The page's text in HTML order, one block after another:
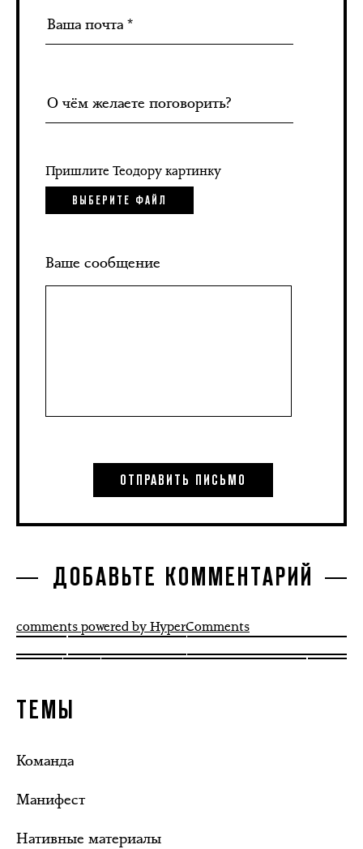
Пришлите Теодору картинку
ВЫБЕРИТЕ ФАЙЛ
Ваше сообщение
ДОБАВЬТЕ КОММЕНТАРИЙ
comments powered by HyperComments
ТЕМЫ
Команда
Манифест
Нативные материалы